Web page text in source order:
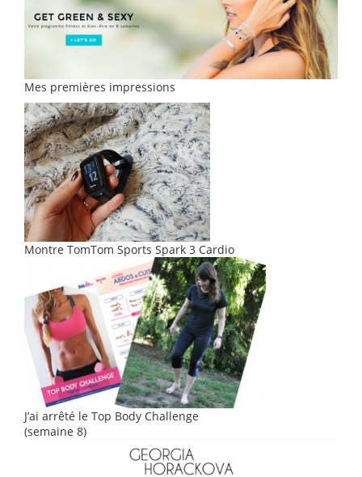
Mes premières impressions
Montre TomTom Sports Spark 3 Cardio
J’ai arrêté le Top Body Challenge
(semaine 8)